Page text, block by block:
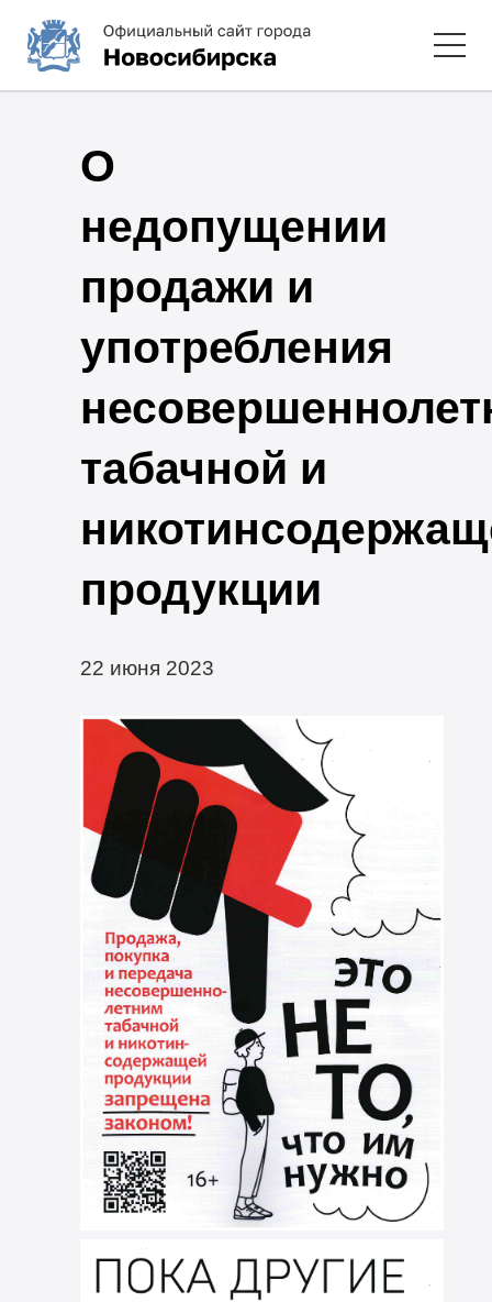
О
недопущении
продажи и
употребления
табачной и
продукции
22 июня 2023